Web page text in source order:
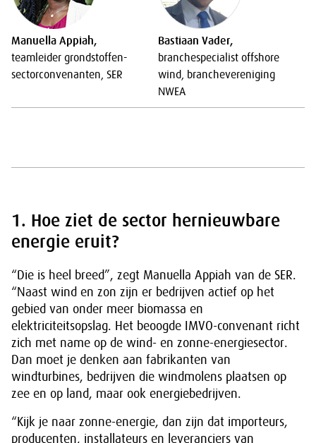
Manuella Appiah,
teamleider grondstoffen-
sectorconvenanten, SER
Bastiaan Vader,
branchespecialist offshore
wind, branchevereniging
NWEA
1. Hoe ziet de sector hernieuwbare
energie eruit?
“Die is heel breed”, zegt Manuella Appiah van de SER.
“Naast wind en zon zijn er bedrijven actief op het
gebied van onder meer biomassa en
elektriciteitsopslag. Het beoogde IMVO-convenant richt
zich met name op de wind- en zonne-energiesector.
Dan moet je denken aan fabrikanten van
windturbines, bedrijven die windmolens plaatsen op
zee en op land, maar ook energiebedrijven.
“Kijk je naar zonne-energie, dan zijn dat importeurs,
producenten, installateurs en leveranciers van